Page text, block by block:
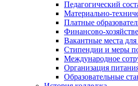
Педагогический
Материально-
Платные
Финансово-
Вакантные места
Стипендии и меры
Международное
Организация
Образовательные